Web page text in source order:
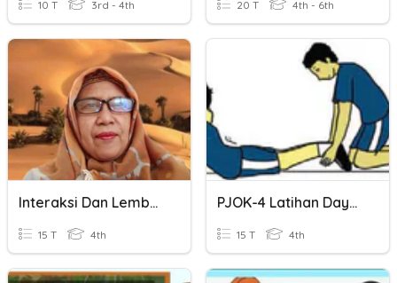
10 T 3rd - 4th 20 T 4th - 6th
Interaksi Dan Lembaga Sosial
15 T 4th
PJOK-4 Latihan Daya Tahan Dan Kekuatan
15 T 4th